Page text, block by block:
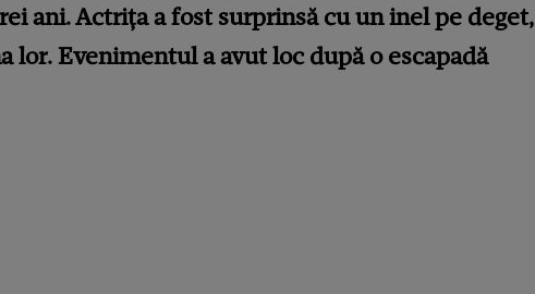
ani. Actrița a fost surprinsă cu un inel pe deget,
lor. Evenimentul a avut loc după o escapadă